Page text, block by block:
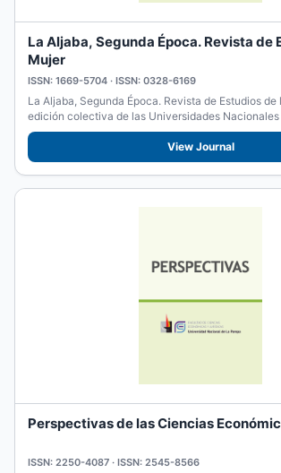
La Aljaba, Segunda Época. Revista de
Mujer
ISSN: 1669-5704 · ISSN: 0328-6169
La Aljaba, Segunda Época. Revista de Estudios de la
edición colectiva de las Universidades Nacionales
View Journal
Perspectivas de las Ciencias
ISSN: 2250-4087 · ISSN: 2545-8566